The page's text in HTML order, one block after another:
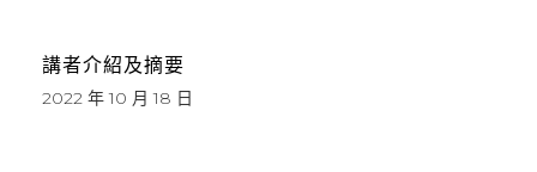
講者介紹及摘要
2022 年 10 月 18 日